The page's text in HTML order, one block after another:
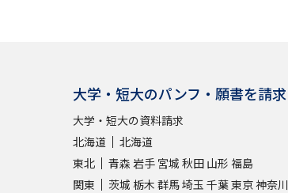
大学・短大のパンフ・願書を請求
大学・短大の資料請求
北海道
北海道
東北
青森 岩手 宮城 秋田 山形 福島
関東
茨城 栃木 群馬埼玉 千葉東京神奈川